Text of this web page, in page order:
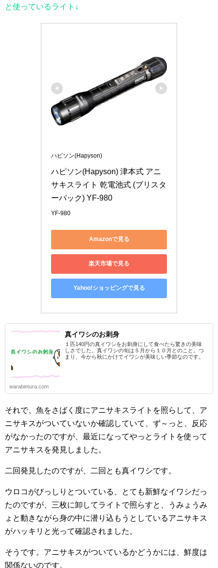
と使っているライト↓
ハピソン(Hapyson)
ハピソン(Hapyson) 津本式 アニ
サキスライト 乾電池式 (ブリスタ
ーパック) YF-980
YF-980
Amazonで見る
楽天市場で見る
Yahoo!ショッピングで見る
真イワシのお刺身
１匹140円の真イワシをお刺身にして食べたら驚きの美味
しさでした。真イワシの旬は５月から１０月とのこと。つ
まり、今から秋にかけてイワシが美味しい季節なのです。
warabimura.com
それで、魚をさばく度にアニサキスライトを照らして、ア
ニサキスがついていないか確認していて、ず～っと、反応
がなかったのですが、最近になってやっとライトを使って
アニサキスを発見しました。
二回発見したのですが、二回とも真イワシです。
ウロコがびっしりとついている、とても新鮮なイワシだっ
たのですが、三枚に卸してライトで照らすと、うみょうみ
ょと動きながら身の中に潜り込もうとしているアニサキス
がハッキリと光って確認されました。
そうです。アニサキスがついているかどうかには、鮮度は
関係ないのです。